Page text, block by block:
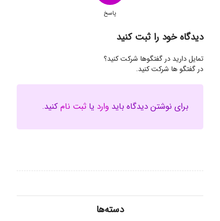
پاسخ
دیدگاه خود را ثبت کنید
تمایل دارید در گفتگوها شرکت کنید؟
در گفتگو ها شرکت کنید.
برای نوشتن دیدگاه باید وارد یا ثبت نامکنید.
دسته‌ها